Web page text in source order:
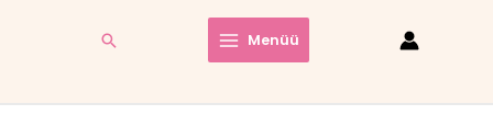
60,00€
Search
Main
Menüü